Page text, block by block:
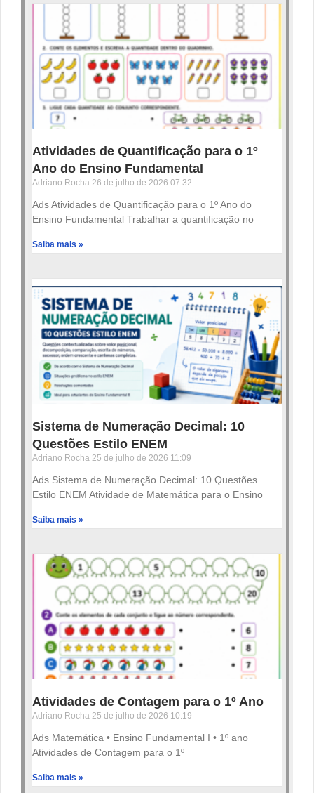
Atividades de Quantificação para o 1º
Ano do Ensino Fundamental
Adriano Rocha 26 de julho de 2026 07:32
Ads Atividades de Quantificação para o 1º Ano do
Ensino Fundamental Trabalhar a quantificação no
Saiba mais »
Sistema de Numeração Decimal: 10
Questões Estilo ENEM
Adriano Rocha 25 de julho de 2026 11:09
Ads Sistema de Numeração Decimal: 10 Questões
Estilo ENEM Atividade de Matemática para o Ensino
Saiba mais »
Atividades de Contagem para o 1º Ano
Adriano Rocha 25 de julho de 2026 10:19
Ads Matemática • Ensino Fundamental I • 1º ano
Atividades de Contagem para o 1º
Saiba mais »